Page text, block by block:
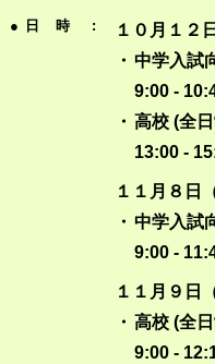
● 日 時 :
１０月１２
・ 中学入試
9:00 -
・ 高校 (全
13:00 -
１１月８日
・ 中学入試
9:00 -
１１月９日
・ 高校 (全
9:00 -